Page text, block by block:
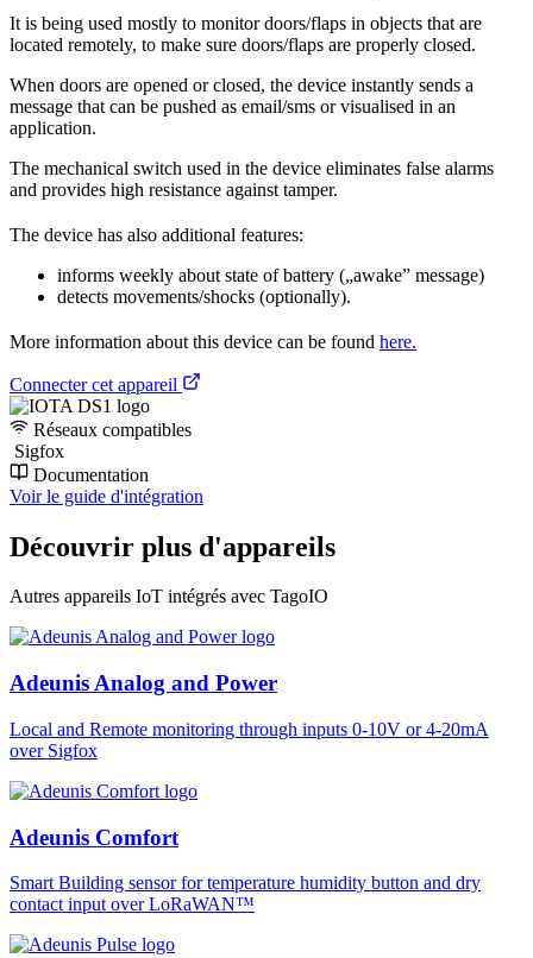
It is being used mostly to monitor doors/flaps in objects that are
located remotely, to make sure doors/flaps are properly closed.
When doors are opened or closed, the device instantly sends a
message that can be pushed as email/sms or visualised in an
application.
The mechanical switch used in the device eliminates false alarms
and provides high resistance against tamper.
The device has also additional features:
informs weekly about state of battery („awake” message)
detects movements/shocks (optionally).
More information about this device can be found here.
Connecter cet appareil
Réseaux compatibles
Sigfox
Documentation
Voir le guide d'intégration
Découvrir plus d'appareils
Autres appareils IoT intégrés avec TagoIO
Adeunis Analog and Power
Local and Remote monitoring through inputs 0-10V or 4-20mA
over Sigfox
Adeunis Comfort
Smart Building sensor for temperature humidity button and dry
contact input over LoRaWAN™